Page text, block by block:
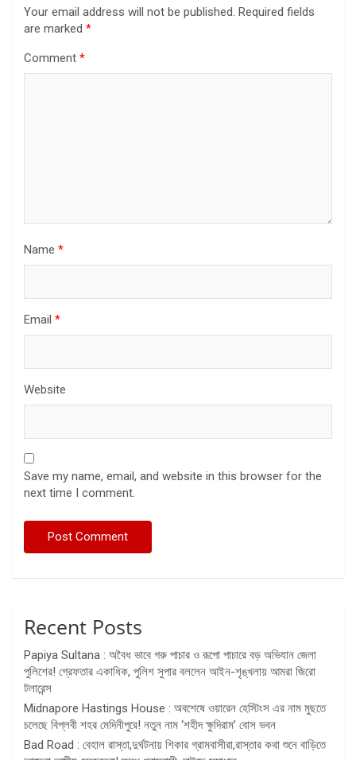
Your email address will not be published. Required fields
are marked *
Comment *
Name *
Email *
Website
Save my name, email, and website in this browser for the
next time I comment.
Recent Posts
Papiya Sultana : অবৈধ ভাবে গরু পাচার ও রূপো পাচারে বড় অভিযান জেলা
পুলিশের! গ্রেফতার একাধিক, পুলিশ সুপার বললেন আইন-শৃঙ্খলায় আমরা জিরো
টলারেন্স
Midnapore Hastings House : অবশেষে ওয়ারেন হেস্টিংস এর নাম মুছতে
চলেছে বিপ্লবী শহর মেদিনীপুরে! নতুন নাম ‘শহীদ ক্ষুদিরাম’ বোস ভবন
Bad Road : বেহাল রাস্তা,দুর্ঘটনায় শিকার গ্রামবাসীরা,রাস্তার কথা শুনে বাড়িতে